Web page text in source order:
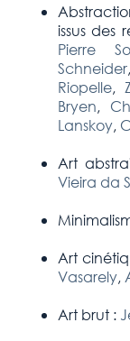
issus des
Pierre
Schneider
Riopelle,
Bryen,
Lanskoy,
Art
Vieira da
Art
Vasarely,
Art brut :